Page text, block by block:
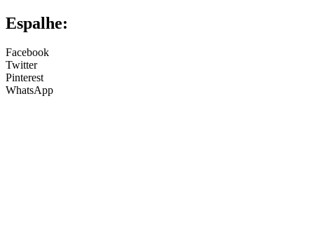
Espalhe:
Facebook
Twitter
Pinterest
WhatsApp